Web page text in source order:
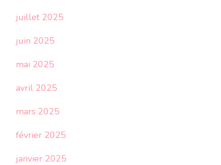
juillet 2025
juin 2025
mai 2025
avril 2025
mars 2025
février 2025
janvier 2025